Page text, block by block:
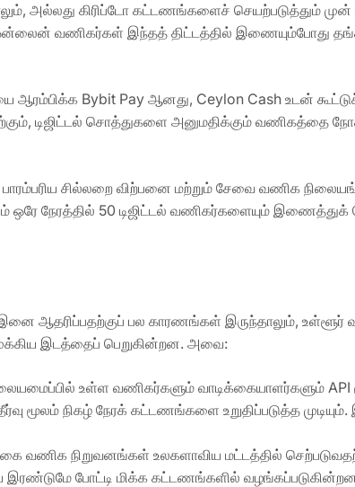
அல்லது கிரிப்டோ கட்டணங்களைச் செயற்படுத்தும் முன்
வணிகர்கள் இந்தத் திட்டத்தில் இணையும்போது
ஆரம்பிக்க Bybit Pay ஆனது, Ceylon Cash உடன்
டிஜிட்டல் சொத்துகளை அனுமதிக்கும் வணிகத்தை
சில்லறை விற்பனை மற்றும் சேவை வணிக
ஒரே நேரத்தில் 50 டிஜிட்டல் வணிகர்களையும்
ஆதரிப்பதற்குப் பல காரணங்கள் இருந்தாலும், உள்ளூர்
இடத்தைப் பெறுகின்றன. அவை:
உள்ள வணிகர்களும் வாடிக்கையாளர்களும்
மூலம் நிகழ் நேரக் கட்டணங்களை உறுதிப்படுத்த
வணிக நிறுவனங்கள் உலகளாவிய மட்டத்தில்
போட்டி மிக்க கட்டணங்களில்